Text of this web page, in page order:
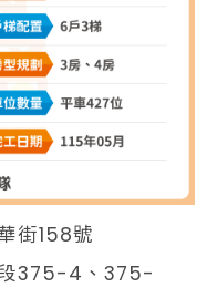
街158號
375-4、375-